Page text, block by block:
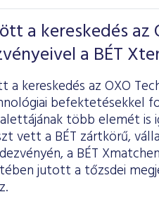
a kereskedés az
a BÉT
a kereskedés az OXO
befektetésekkel
több elemét is
vett a BÉT zártkörű,
a BÉT
jutott a tőzsdei